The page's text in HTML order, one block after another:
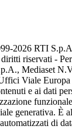
2026 RTI
riservati -
Mediaset
Viale
e ai dati
generativa. È
di